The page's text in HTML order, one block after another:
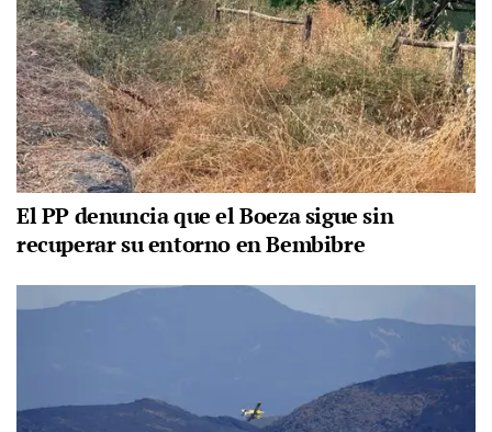
El PP denuncia que el Boeza sigue sin
recuperar su entorno en Bembibre